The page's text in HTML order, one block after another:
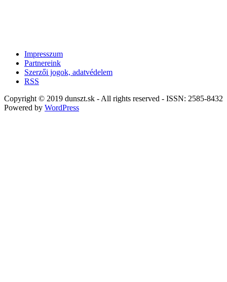
Impresszum
Partnereink
Szerzői jogok, adatvédelem
RSS
Copyright © 2019 dunszt.sk - All rights reserved - ISSN: 2585-8432
Powered by WordPress